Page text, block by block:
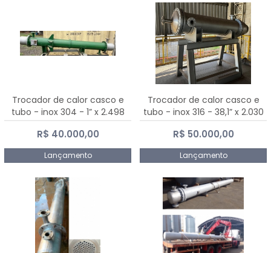
Trocador de calor casco e
tubo - inox 304 - 1” x 2.498
mm
R$ 40.000,00
Lançamento
Trocador de calor casco e
tubo - inox 316 - 38,1” x 2.030
mm
R$ 50.000,00
Lançamento